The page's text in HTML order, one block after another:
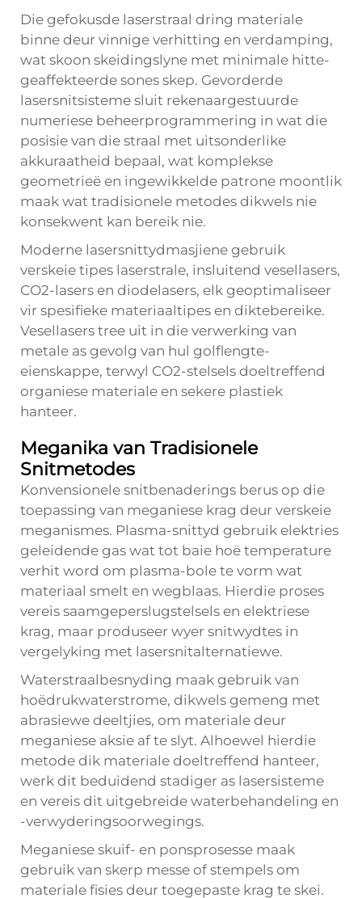
Die gefokusde laserstraal dring materiale
binne deur vinnige verhitting en verdamping,
wat skoon skeidingslyne met minimale hitte-
geaffekteerde sones skep. Gevorderde
lasersnitsisteme sluit rekenaargestuurde
numeriese beheerprogrammering in wat die
posisie van die straal met uitsonderlike
akkuraatheid bepaal, wat komplekse
geometrieë en ingewikkelde patrone moontlik
maak wat tradisionele metodes dikwels nie
konsekwent kan bereik nie.
Moderne lasersnittydmasjiene gebruik
verskeie tipes laserstrale, insluitend vesellasers,
CO2-lasers en diodelasers, elk geoptimaliseer
vir spesifieke materiaaltipes en diktebereike.
Vesellasers tree uit in die verwerking van
metale as gevolg van hul golflengte-
eienskappe, terwyl CO2-stelsels doeltreffend
organiese materiale en sekere plastiek
hanteer.
Meganika van Tradisionele
Snitmetodes
Konvensionele snitbenaderings berus op die
toepassing van meganiese krag deur verskeie
meganismes. Plasma-snittyd gebruik elektries
geleidende gas wat tot baie hoë temperature
verhit word om plasma-bole te vorm wat
materiaal smelt en wegblaas. Hierdie proses
vereis saamgeperslugstelsels en elektriese
krag, maar produseer wyer snitwydtes in
vergelyking met lasersnitalternatiewe.
Waterstraalbesnyding maak gebruik van
hoëdrukwaterstrome, dikwels gemeng met
abrasiewe deeltjies, om materiale deur
meganiese aksie af te slyt. Alhoewel hierdie
metode dik materiale doeltreffend hanteer,
werk dit beduidend stadiger as lasersisteme
en vereis dit uitgebreide waterbehandeling en
-verwyderingsoorwegings.
Meganiese skuif- en ponsprosesse maak
gebruik van skerp messe of stempels om
materiale fisies deur toegepaste krag te skei.